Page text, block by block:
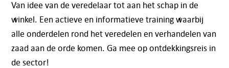
Van idee van de veredelaar tot aan het schap in de
winkel. Een actieve en informatieve training waarbij
alle onderdelen rond het veredelen en verhandelen van
zaad aan de orde komen. Ga mee op ontdekkingsreis in
de sector!